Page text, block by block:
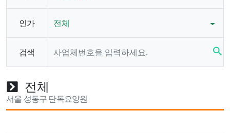
인가 전체
검색 search
전체
서울 성동구 단독요양원